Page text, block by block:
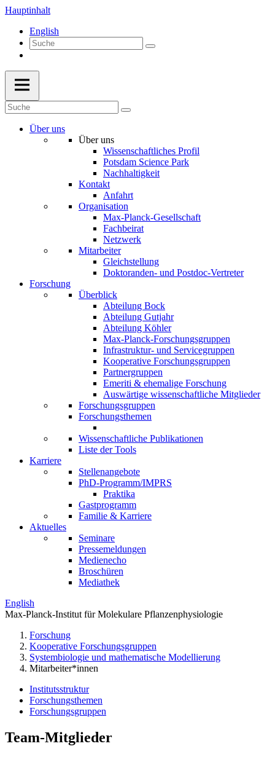
Hauptinhalt
English
Über uns
Über uns
Wissenschaftliches Profil
Potsdam Science Park
Nachhaltigkeit
Kontakt
Anfahrt
Organisation
Max-Planck-Gesellschaft
Fachbeirat
Netzwerk
Mitarbeiter
Gleichstellung
Doktoranden- und Postdoc-Vertreter
Forschung
Überblick
Abteilung Bock
Abteilung Gutjahr
Abteilung Köhler
Max-Planck-Forschungsgruppen
Infrastruktur- und Servicegruppen
Kooperative Forschungsgruppen
Partnergruppen
Emeriti & ehemalige Forschung
Auswärtige wissenschaftliche Mitglieder
Forschungsgruppen
Forschungsthemen
Wissenschaftliche Publikationen
Liste der Tools
Karriere
Stellenangebote
PhD-Programm/IMPRS
Praktika
Gastprogramm
Familie & Karriere
Aktuelles
Seminare
Pressemeldungen
Medienecho
Broschüren
Mediathek
English
Max-Planck-Institut für Molekulare Pflanzenphysiologie
Forschung
Kooperative Forschungsgruppen
Systembiologie und mathematische Modellierung
Mitarbeiter*innen
Institutsstruktur
Forschungsthemen
Forschungsgruppen
Team-Mitglieder